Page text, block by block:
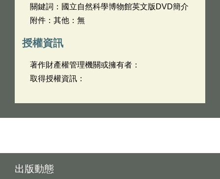
關鍵詞：國立自然科學博物館英文版DVD簡介
附件：其他：無
授權資訊
著作財產權管理機關或擁有者：
取得授權資訊：
出版動態